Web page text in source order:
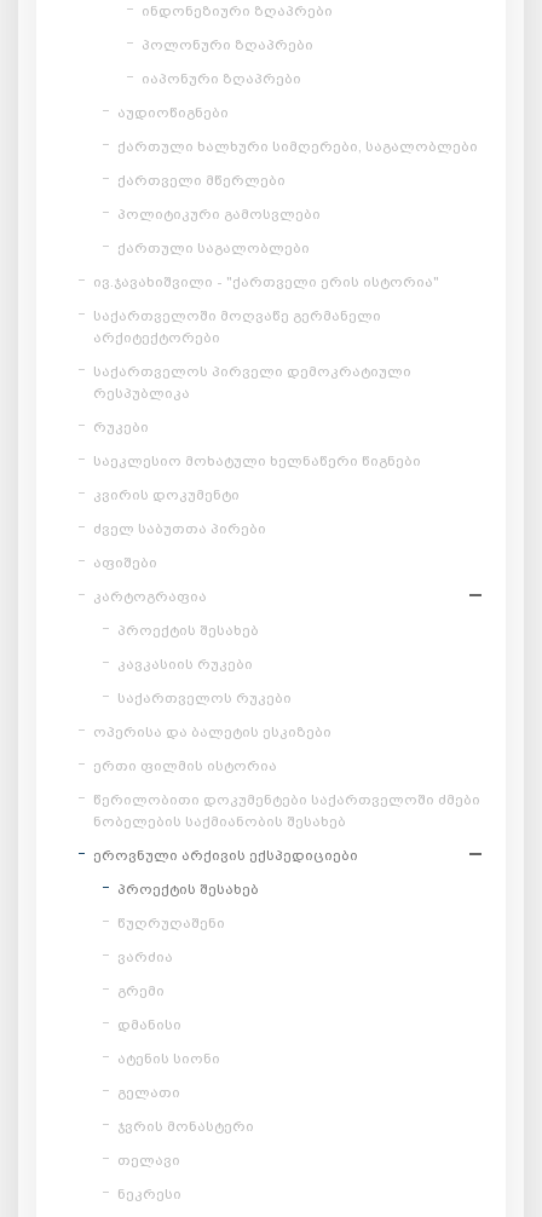
ინდონეზიური ზღაპრები
პოლონური ზღაპრები
იაპონური ზღაპრები
აუდიოწიგნები
ქართული ხალხური სიმღერები, საგალობლები
ქართველი მწერლები
პოლიტიკური გამოსვლები
ქართული საგალობლები
ივ.ჯავახიშვილი - "ქართველი ერის ისტორია"
საქართველოში მოღვაწე გერმანელი
არქიტექტორები
საქართველოს პირველი დემოკრატიული
რესპუბლიკა
რუკები
საეკლესიო მოხატული ხელნაწერი წიგნები
კვირის დოკუმენტი
ძველ საბუთთა პირები
აფიშები
კარტოგრაფია
პროექტის შესახებ
კავკასიის რუკები
საქართველოს რუკები
ოპერისა და ბალეტის ესკიზები
ერთი ფილმის ისტორია
წერილობითი დოკუმენტები საქართველოში ძმები
ნობელების საქმიანობის შესახებ
ეროვნული არქივის ექსპედიციები
პროექტის შესახებ
წუღრუღაშენი
ვარძია
გრემი
დმანისი
ატენის სიონი
გელათი
ჯვრის მონასტერი
თელავი
ნეკრესი